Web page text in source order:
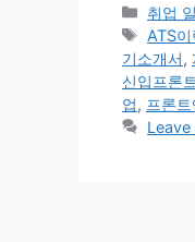
취업
Tags
ATS이
기소개서,
신입프론
업, 프론